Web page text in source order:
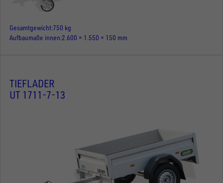
Gesamtgewicht 750 kg
Aufbaumaße innen 2.600 × 1.550 × 150 mm
TIEFLADER
UT 1711-7-13